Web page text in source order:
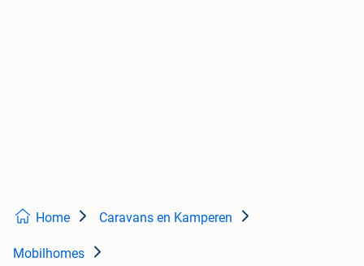
Home Caravans en Kamperen
Mobilhomes